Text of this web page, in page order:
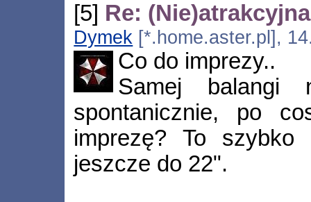
[5] Re:
Dymek [*.home.aster.pl],
Co do imprezy..
Samej balangi
spontanicznie, po
imprezę? To
jeszcze do 22".